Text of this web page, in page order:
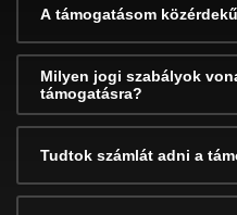
A támogatásom
Milyen jogi szabályok
támogatásra?
Tudtok számlát adni a